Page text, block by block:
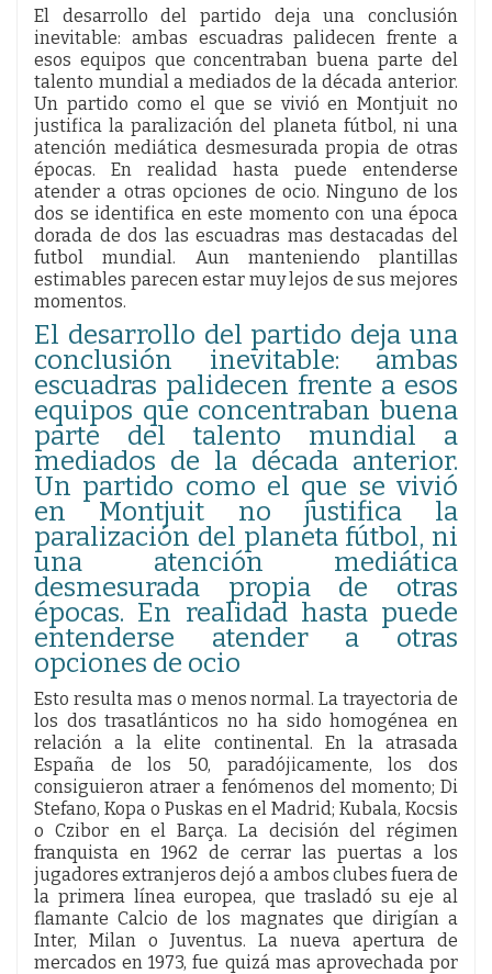
El desarrollo del partido deja una conclusión
inevitable: ambas escuadras palidecen frente a
esos equipos que concentraban buena parte del
talento mundial a mediados de la década anterior.
Un partido como el que se vivió en Montjuit no
justifica la paralización del planeta fútbol, ni una
atención mediática desmesurada propia de otras
épocas. En realidad hasta puede entenderse
atender a otras opciones de ocio. Ninguno de los
dos se identifica en este momento con una época
dorada de dos las escuadras mas destacadas del
futbol mundial. Aun manteniendo plantillas
estimables parecen estar muy lejos de sus mejores
momentos.
El desarrollo del partido deja una
conclusión inevitable: ambas
escuadras palidecen frente a esos
equipos que concentraban buena
parte del talento mundial a
mediados de la década anterior.
Un partido como el que se vivió
en Montjuit no justifica la
paralización del planeta fútbol, ni
una atención mediática
desmesurada propia de otras
épocas. En realidad hasta puede
entenderse atender a otras
opciones de ocio
Esto resulta mas o menos normal. La trayectoria de
los dos trasatlánticos no ha sido homogénea en
relación a la elite continental. En la atrasada
España de los 50, paradójicamente, los dos
consiguieron atraer a fenómenos del momento; Di
Stefano, Kopa o Puskas en el Madrid; Kubala, Kocsis
o Czibor en el Barça. La decisión del régimen
franquista en 1962 de cerrar las puertas a los
jugadores extranjeros dejó a ambos clubes fuera de
la primera línea europea, que trasladó su eje al
flamante Calcio de los magnates que dirigían a
Inter, Milan o Juventus. La nueva apertura de
mercados en 1973, fue quizá mas aprovechada por